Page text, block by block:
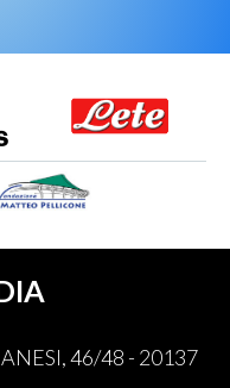
46/48 - 20137